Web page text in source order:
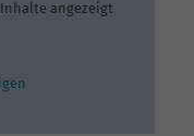
angezeigt